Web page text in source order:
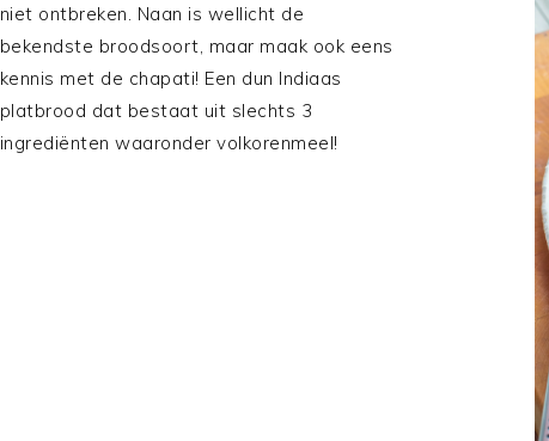
niet ontbreken. Naan is wellicht de
bekendste broodsoort, maar maak ook eens
kennis met de chapati! Een dun Indiaas
platbrood dat bestaat uit slechts 3
ingrediënten waaronder volkorenmeel!